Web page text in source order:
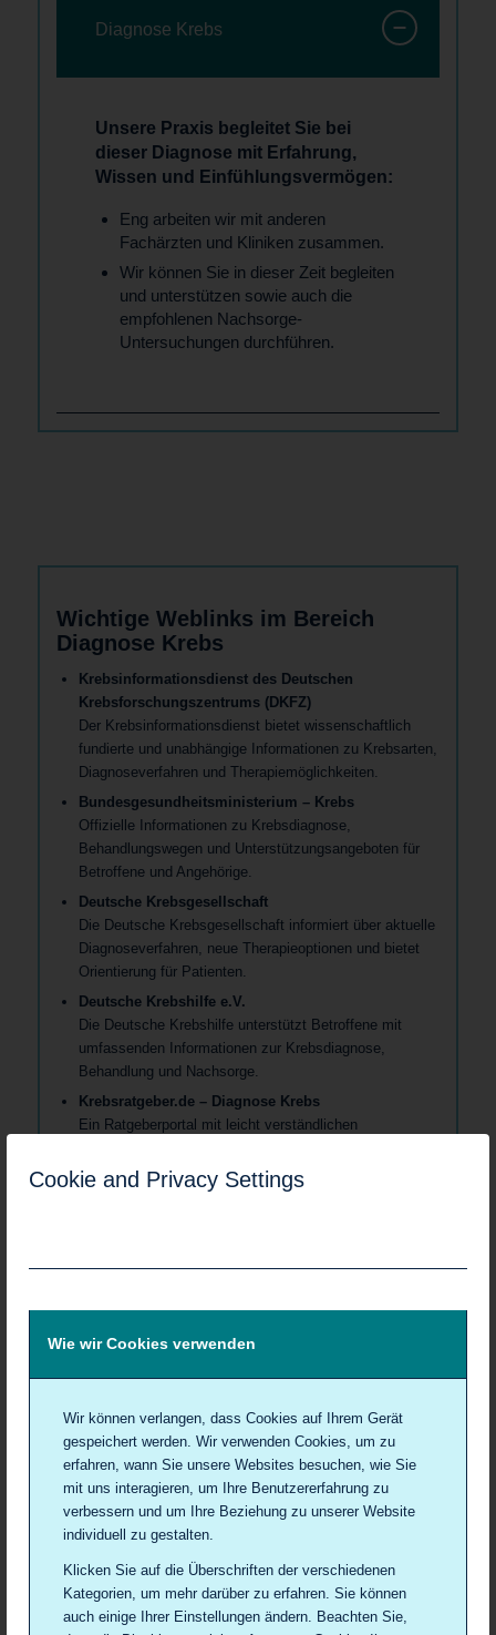
Cookie and Privacy Settings
Wie wir Cookies verwenden
Wir können verlangen, dass Cookies auf Ihrem Gerät
gespeichert werden. Wir verwenden Cookies, um zu
erfahren, wann Sie unsere Websites besuchen, wie Sie
mit uns interagieren, um Ihre Benutzererfahrung zu
verbessern und um Ihre Beziehung zu unserer Website
individuell zu gestalten.
Klicken Sie auf die Überschriften der verschiedenen
Kategorien, um mehr darüber zu erfahren. Sie können
auch einige Ihrer Einstellungen ändern. Beachten Sie,
Diagnose Krebs
Unsere Praxis begleitet Sie bei
dieser Diagnose mit Erfahrung,
Wissen und Einfühlungsvermögen:
Eng arbeiten wir mit anderen
Fachärzten und Kliniken zusammen.
Wir können Sie in dieser Zeit begleiten
und unterstützen sowie auch die
empfohlenen Nachsorge-
Untersuchungen durchführen.
Wichtige Weblinks im Bereich
Diagnose Krebs
Krebsinformationsdienst des Deutschen
Krebsforschungszentrums (DKFZ)
Der Krebsinformationsdienst bietet wissenschaftlich
fundierte und unabhängige Informationen zu Krebsarten,
Diagnoseverfahren und Therapiemöglichkeiten.
Bundesgesundheitsministerium – Krebs
Offizielle Informationen zu Krebsdiagnose,
Behandlungswegen und Unterstützungsangeboten für
Betroffene und Angehörige.
Deutsche Krebsgesellschaft
Die Deutsche Krebsgesellschaft informiert über aktuelle
Diagnoseverfahren, neue Therapieoptionen und bietet
Orientierung für Patienten.
Deutsche Krebshilfe e.V.
Die Deutsche Krebshilfe unterstützt Betroffene mit
umfassenden Informationen zur Krebsdiagnose,
Behandlung und Nachsorge.
Krebsratgeber.de – Diagnose Krebs
Ein Ratgeberportal mit leicht verständlichen
Fachbegriffen und ersten Handlungsschritten.
Bereich Diagnose Krebs
Chlamydienscreening
Bis 25 Jahren